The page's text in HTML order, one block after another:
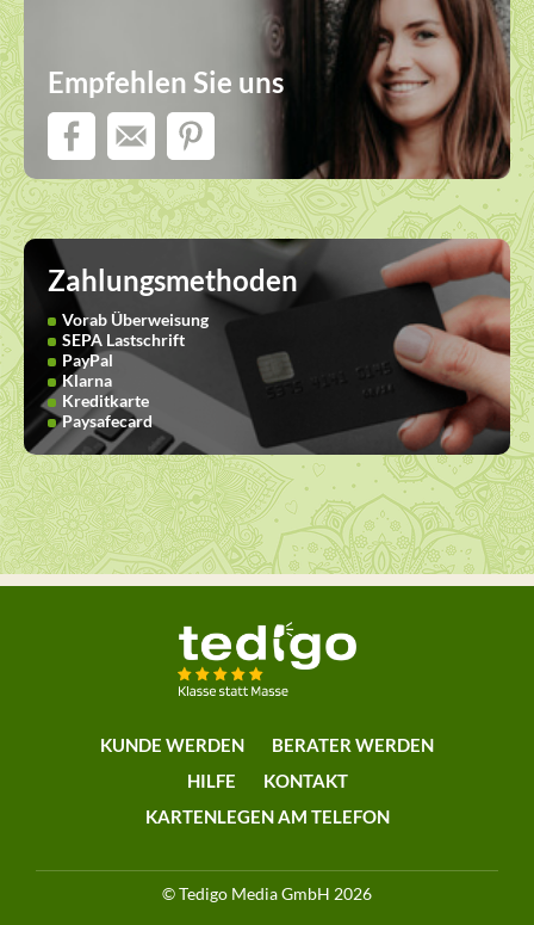
Empfehlen Sie uns
Zahlungsmethoden
Vorab Überweisung
SEPA Lastschrift
PayPal
Klarna
Kreditkarte
Paysafecard
KUNDE WERDEN
BERATER WERDEN
HILFE
KONTAKT
KARTENLEGEN AM TELEFON
© Tedigo Media GmbH 2026